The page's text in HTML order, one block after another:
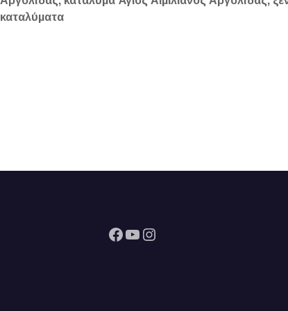
καταλύματα
Facebook YouTube Instagram